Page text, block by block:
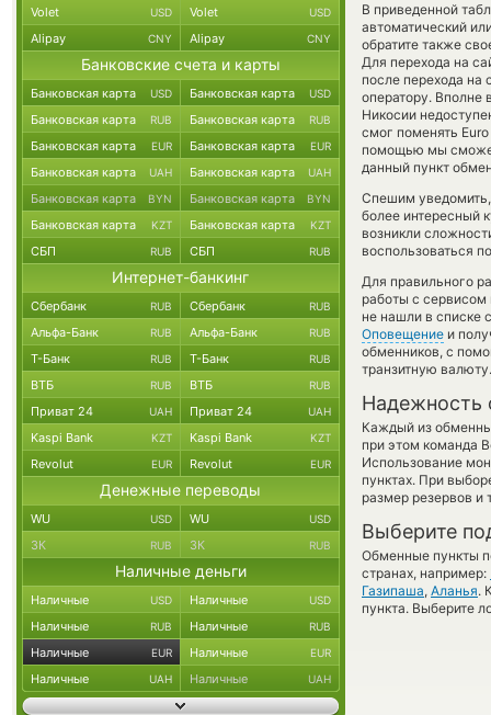
В приведенной
автоматический
обратите также
Для перехода на
после перехода на
оператору. Вполне
Никосии
смог поменять
помощью мы
данный пункт
Спешим
более интересный
возникли
воспользоваться
Для правильного
работы с
не нашли в списке
Оповещение и
обменников, с
транзитную валюту.
Надежность
Каждый из
при этом команда
Использование
пунктах. При
размер резервов и
Выберите
Обменные пункты
странах, например:
Газипаша, Аланья.
пункта. Выберите
Volet USD Volet USD
Alipay CNY Alipay CNY
Банковские счета и карты
Банковская карта USD Банковская карта USD
Банковская карта RUB Банковская карта RUB
Банковская карта EUR Банковская карта EUR
Банковская карта UAH Банковская карта UAH
Банковская карта BYN Банковская карта BYN
Банковская карта KZT Банковская карта KZT
СБП RUB СБП RUB
Интернет-банкинг
Сбербанк RUB Сбербанк RUB
Альфа-Банк RUB Альфа-Банк RUB
Т-Банк RUB Т-Банк RUB
ВТБ RUB ВТБ RUB
Приват 24 UAH Приват 24 UAH
Kaspi Bank KZT Kaspi Bank KZT
Revolut EUR Revolut EUR
Денежные переводы
WU USD WU USD
ЗК RUB ЗК RUB
Наличные деньги
Наличные USD Наличные USD
Наличные RUB Наличные RUB
Наличные EUR Наличные EUR
Наличные UAH Наличные UAH